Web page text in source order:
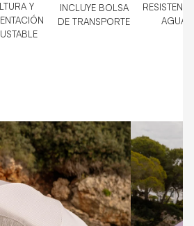
Y
INCLUYE BOLSA
DE TRANSPORTE
AGUA